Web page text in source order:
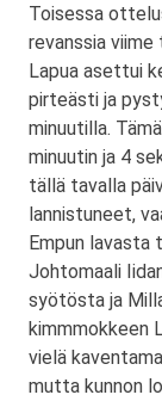
Toisessa
revanssia
Lapua asettui
pirteästi ja
minuutilla.
minuutin ja 4
tällä tavalla
lannistuneet,
Empun lavasta
Johtomaali
syötösta ja
kimmmokkeen
vielä
mutta kunnon